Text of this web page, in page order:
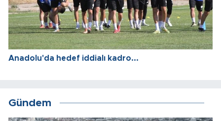
Anadolu'da hedef iddialı kadro...
Gündem